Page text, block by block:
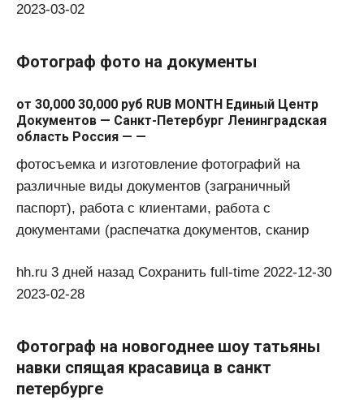
2023-03-02
Фотограф фото на документы
от 30,000 30,000 руб RUB MONTH Единый Центр
Документов — Санкт-Петербург Ленинградская
область Россия — —
фотосъемка и изготовление фотографий на
различные виды документов (заграничный
паспорт), работа с клиентами, работа с
документами (распечатка документов, сканир
hh.ru 3 дней назад Сохранить full-time 2022-12-30
2023-02-28
Фотограф на новогоднее шоу татьяны
навки спящая красавица в санкт
петербурге